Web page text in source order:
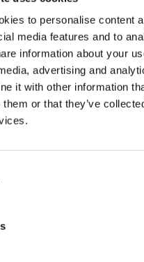
to personalise content
media features and to
information about your
advertising and
it with other information
them or that they’ve
boekenonderzoeken.
(2023). Box 4
Fiscaal Recht, 2023/
(2022). Box 3-heffing
doos van Pandora?
omstandighedencatalogus
2.0, Weekblad
e.a. (2022).